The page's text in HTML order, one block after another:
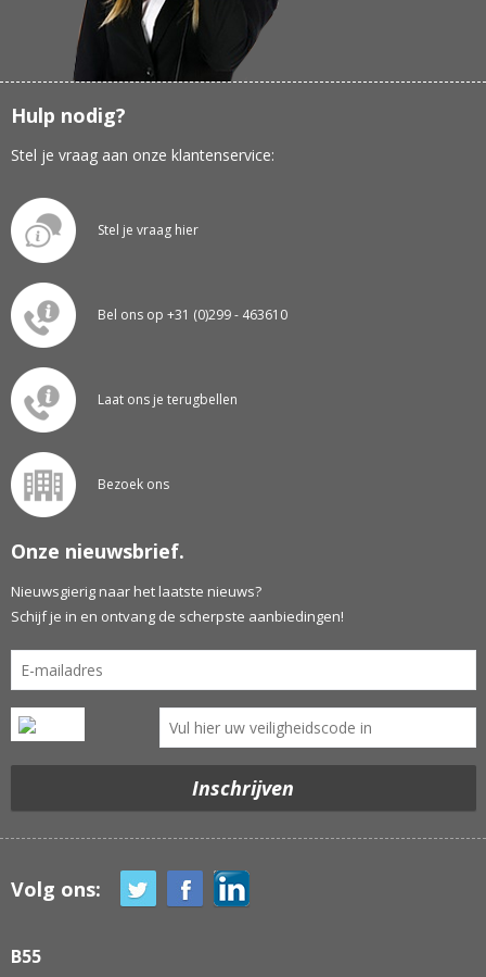
Hulp nodig?
Stel je vraag aan onze klantenservice:
Stel je vraag hier
Bel ons op +31 (0)299 - 463610
Laat ons je terugbellen
Bezoek ons
Onze nieuwsbrief.
Nieuwsgierig naar het laatste nieuws?
Schijf je in en ontvang de scherpste aanbiedingen!
Volg ons:
B55